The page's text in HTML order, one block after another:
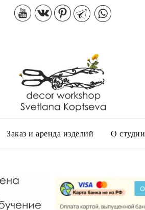
Заказ и аренда изделий О студии